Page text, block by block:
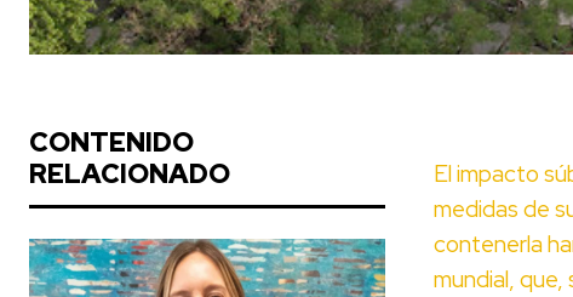
CONTENIDO
RELACIONADO
El impacto
medidas de
contenerla
mundial, que,